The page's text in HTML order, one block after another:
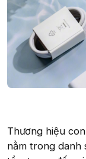
Thương hiệu
nằm trong danh